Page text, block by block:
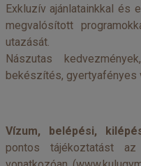
Exkluzív ajánlatainkkal és
megvalósított
utazását.
Nászutas
bekészítés, gyertyafényes
Vízum, belépési,
pontos tájékoztatást